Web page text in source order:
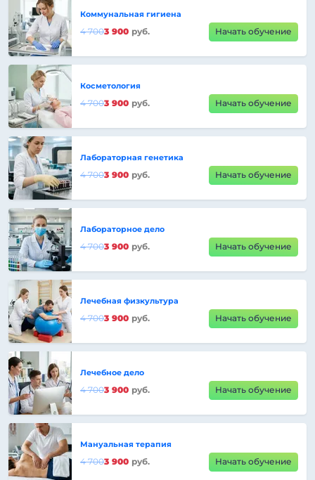
Коммунальная гигиена
4 7003 900 руб. Начать обучение
Косметология
4 7003 900 руб. Начать обучение
Лабораторная генетика
4 7003 900 руб. Начать обучение
Лабораторное дело
4 7003 900 руб. Начать обучение
Лечебная физкультура
4 7003 900 руб. Начать обучение
Лечебное дело
4 7003 900 руб. Начать обучение
Мануальная терапия
4 7003 900 руб. Начать обучение